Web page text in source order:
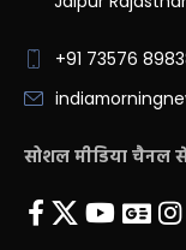
+91 73576
सोशल मीडिया चैनल